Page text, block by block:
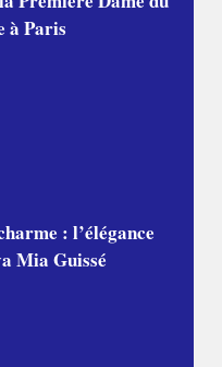
à Paris
: l’élégance
Mia Guissé